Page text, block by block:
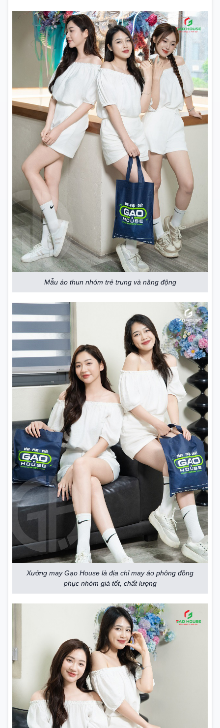
Mẫu áo thun nhóm trẻ trung và năng động
Xưởng may Gạo House là địa chỉ may áo phông đồng
phục nhóm giá tốt, chất lượng